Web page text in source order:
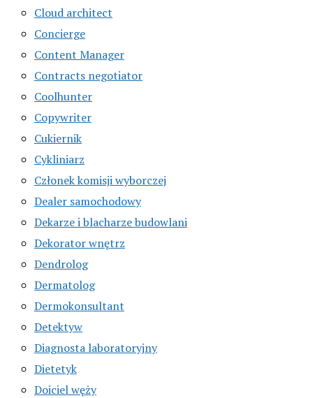
Cloud architect
Concierge
Content Manager
Contracts negotiator
Coolhunter
Copywriter
Cukiernik
Cykliniarz
Członek komisji wyborczej
Dealer samochodowy
Dekarze i blacharze budowlani
Dekorator wnętrz
Dendrolog
Dermatolog
Dermokonsultant
Detektyw
Diagnosta laboratoryjny
Dietetyk
Doiciel węży